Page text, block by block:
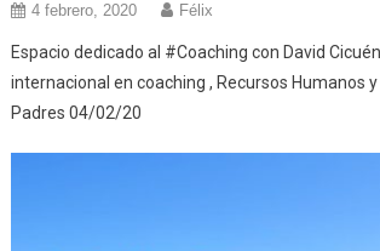
4 febrero, 2020 Félix
Espacio dedicado al #Coaching con David
internacional en coaching , Recursos Humanos
Padres 04/02/20